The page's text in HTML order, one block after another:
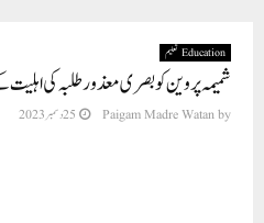
Education تعلیم
شمیمہ پروین کو بصری معذور طلبہ کی
by
Paigam Madre Watan 25 دسمبر 2023